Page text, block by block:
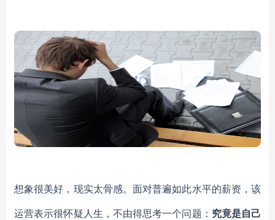
想象很美好，现实太骨感。面对普遍如此水平的薪资，该
运营表示很怀疑人生，不由得思考一个问题： 究竟是自己